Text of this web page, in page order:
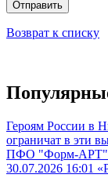
Отправить
Возврат к списку
Героям России в
ограничат в эти
ПФО "Форм-АРТ"
30.07.2026 16:01